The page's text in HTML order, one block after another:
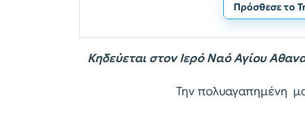
Πρόσθεσε το
Κηδεύεται στον Ιερό Ναό Αγίου
Την πολυαγαπημένη